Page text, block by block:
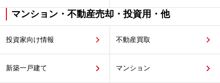
マンション・不動産売却・投資用・他
投資家向け情報 不動産買取
新築一戸建て マンション